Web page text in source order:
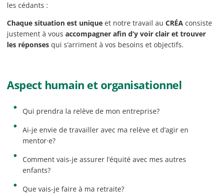
les cédants :
Chaque situation est unique et notre travail au CRÉA consiste
justement à vous accompagner afin d’y voir clair et trouver
les réponses qui s’arriment à vos besoins et objectifs.
Aspect humain et organisationnel
Qui prendra la relève de mon entreprise?
Ai-je envie de travailler avec ma relève et d’agir en
mentor·e?
Comment vais-je assurer l’équité avec mes autres
enfants?
Que vais-je faire à ma retraite?